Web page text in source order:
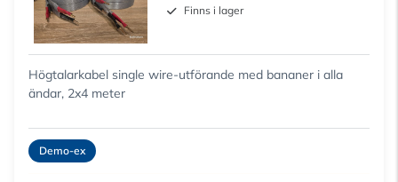
Finns i lager
Högtalarkabel single wire-utförande med bananer i alla
ändar, 2x4 meter
Demo-ex